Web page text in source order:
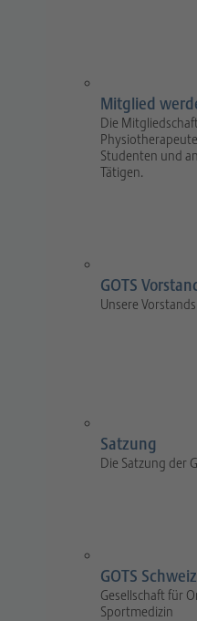
Mitglied
Die
Studenten und
Tätigen.
GOTS
Unsere
Satzung
Die Satzung der
GOTS Schweiz
Gesellschaft für
Sportmedizin